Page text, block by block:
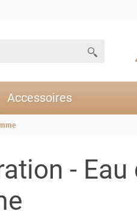
Accessoires
- Eau